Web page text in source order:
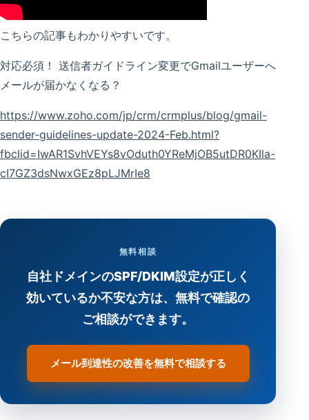
こちらの記事もわかりやすいです。
対応必須！ 送信者ガイドライン変更でGmailユーザーへ
メールが届かなくなる？
https://www.zoho.com/jp/crm/crmplus/blog/gmail-
sender-guidelines-update-2024-Feb.html?
fbclid=IwAR1SvhVEYs8vOduth0YReMjOB5utDR0KIla-
cI7GZ3dsNwxGEz8pLJMrIe8
無料相談
自社ドメインのSPF/DKIM設定が正しく
効いているか不安な方は、無料で確認の
ご相談ができます。
メール到達性の改善を無料で相談する